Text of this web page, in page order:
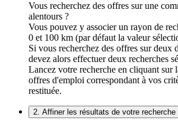
Vous recherchez des offres sur une
alentours ?
Vous pouvez y associer un rayon de
0 et 100 km (par défaut la valeur
Si vous recherchez des offres sur deux
devez alors effectuer deux recherches
Lancez votre recherche en cliquant sur
offres d'emploi correspondant à vos
restituée.
2. Affiner les résultats de votre recherche